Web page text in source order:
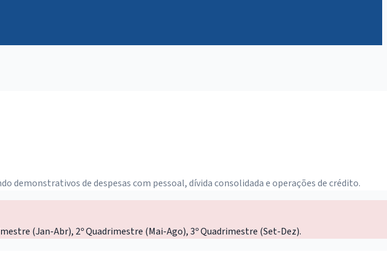
demonstrativos de despesas com pessoal, dívida consolidada e operações de crédito.
(Jan-Abr), 2º Quadrimestre (Mai-Ago), 3º Quadrimestre (Set-Dez).